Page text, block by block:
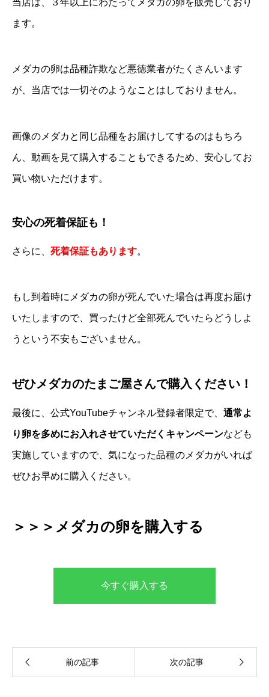
ます。
メダカの卵は品種詐欺など悪徳業者がたくさんいます
が、当店では一切そのようなことはしておりません。
画像のメダカと同じ品種をお届けしてするのはもちろ
ん、動画を見て購入することもできるため、安心してお
買い物いただけます。
安心の死着保証も！
さらに、 死着保証もあります。
もし到着時にメダカの卵が死んでいた場合は再度お届け
いたしますので、買ったけど全部死んでいたらどうしよ
うという不安もございません。
ぜひメダカのたまご屋さんで購入ください！
最後に、 公式YouTubeチャンネル登録者限定で、 通常よ
り卵を多めにお入れさせていただくキャンペーンなども
実施していますので、気になった品種のメダカがいれば
ぜひお早めに購入ください。
＞＞＞メダカの卵を購入する
今すぐ購入する